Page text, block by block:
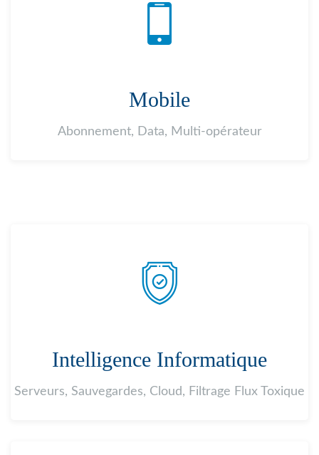
Mobile
Abonnement, Data, Multi-opérateur
Intelligence Informatique
Serveurs, Sauvegardes, Cloud, Filtrage Flux Toxique